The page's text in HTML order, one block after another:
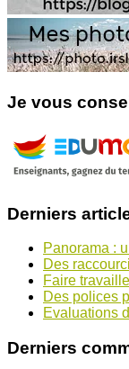
Je vous
Derniers
Panorama :
Des
Faire
Des polices
Evaluations
Derniers